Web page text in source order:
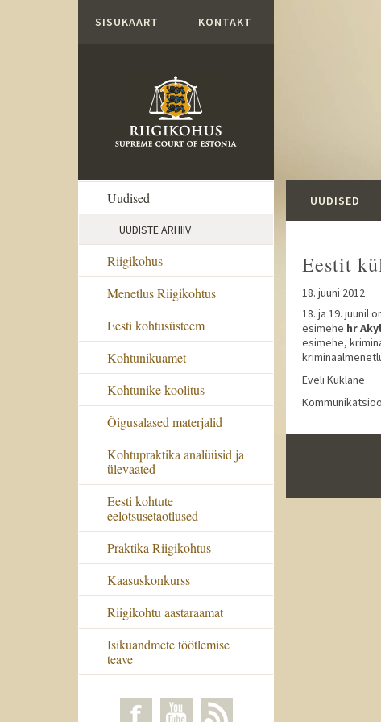
SISUKAART KONTAKT
Uudised
UUDISTE ARHIIV
Riigikohus
Menetlus Riigikohtus
Eesti kohtusüsteem
Kohtunikuamet
Kohtunike koolitus
Õigusalased materjalid
Kohtupraktika analüüsid ja
ülevaated
Eesti kohtute
eelotsusetaotlused
Praktika Riigikohtus
Kaasuskonkurss
Riigikohtu aastaraamat
Isikuandmete töötlemise
teave
UUDISED
Eestit
18. juuni 2012
18. ja 19. juunil
esimehe hr
esimehe,
Eveli Kuklane